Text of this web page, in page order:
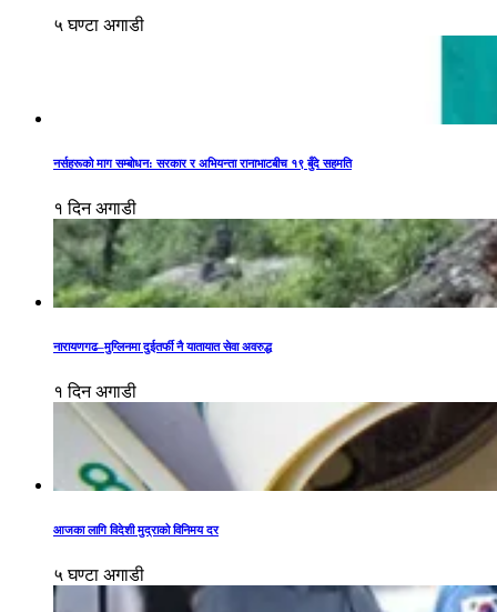
५ घण्टा अगाडी
नर्सहरूको माग सम्बोधन: सरकार र अभियन्ता रानाभाटबीच १९ बुँदे सहमति
१ दिन अगाडी
नारायणगढ–मुग्लिनमा दुईतर्फी नै यातायात सेवा अवरुद्ध
१ दिन अगाडी
आजका लागि विदेशी मुद्राको विनिमय दर
५ घण्टा अगाडी